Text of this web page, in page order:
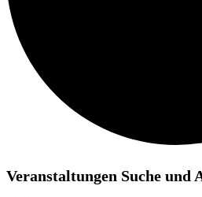
Veranstaltungen
Veranstaltungen Suche und